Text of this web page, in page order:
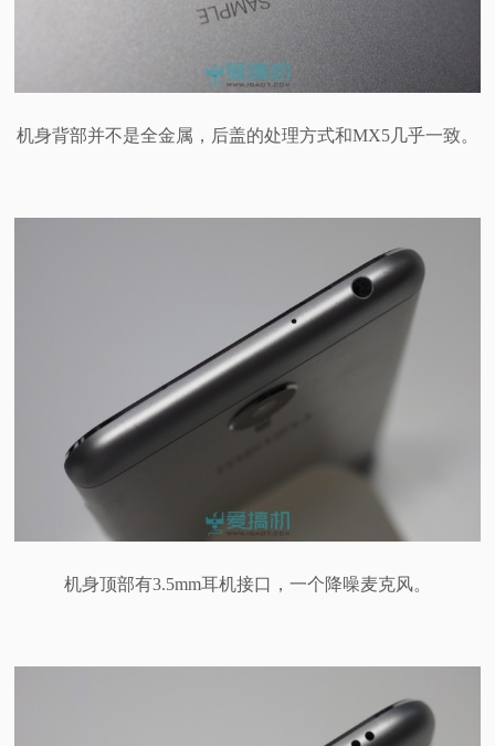
机身背部并不是全金属，后盖的处理方式和MX5几乎一致。
机身顶部有3.5mm耳机接口，一个降噪麦克风。